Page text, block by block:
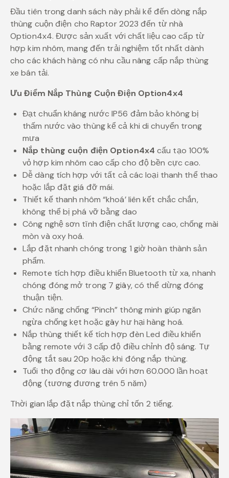
Đầu tiên trong danh sách này phải kể đến dòng nắp
thùng cuộn điện cho Raptor 2023 đến từ nhà
Option4x4. Được sản xuất với chất liệu cao cấp từ
hợp kim nhôm, mang đến trải nghiệm tốt nhất dành
cho các khách hàng có nhu cầu nâng cấp nắp thùng
xe bán tải.
Ưu Điểm Nắp Thùng Cuộn Điện Option4x4
Đạt chuẩn kháng nước IP56 đảm bảo không bị
thấm nước vào thùng kể cả khi di chuyển trong
mưa
Nắp thùng cuộn điện Option4x4 cấu tạo 100%
vỏ hợp kim nhôm cao cấp cho độ bền cực cao.
Dễ dàng tích hợp với tất cả các loại thanh thể thao
hoặc lắp đặt giá đỡ mái.
Thiết kế thanh nhôm “khoá’ liên kết chắc chắn,
không thể bị phá vỡ bằng dao
Công nghệ sơn tĩnh điện chất lượng cao, chống mài
mòn và oxy hoá.
Lắp đặt nhanh chóng trong 1 giờ hoàn thành sản
phẩm.
Remote tích hợp điều khiển Bluetooth từ xa, nhanh
chóng đóng mở trong 7 giây, có thể dừng đóng
thuận tiện.
Chức năng chống “Pinch” thông minh giúp ngăn
ngừa chống kẹt hoặc gây hư hại hàng hoá.
Nắp thùng thiết kế tích hợp đèn Led điều khiển
bằng remote với 3 cấp độ điều chỉnh độ sáng. Tự
động tắt sau 20p hoặc khi đóng nắp thùng.
Tuổi thọ động cơ lâu dài với hơn 60.000 lần hoạt
động (tương đương trên 5 năm)
Thời gian lắp đặt nắp thùng chỉ tốn 2 tiếng.